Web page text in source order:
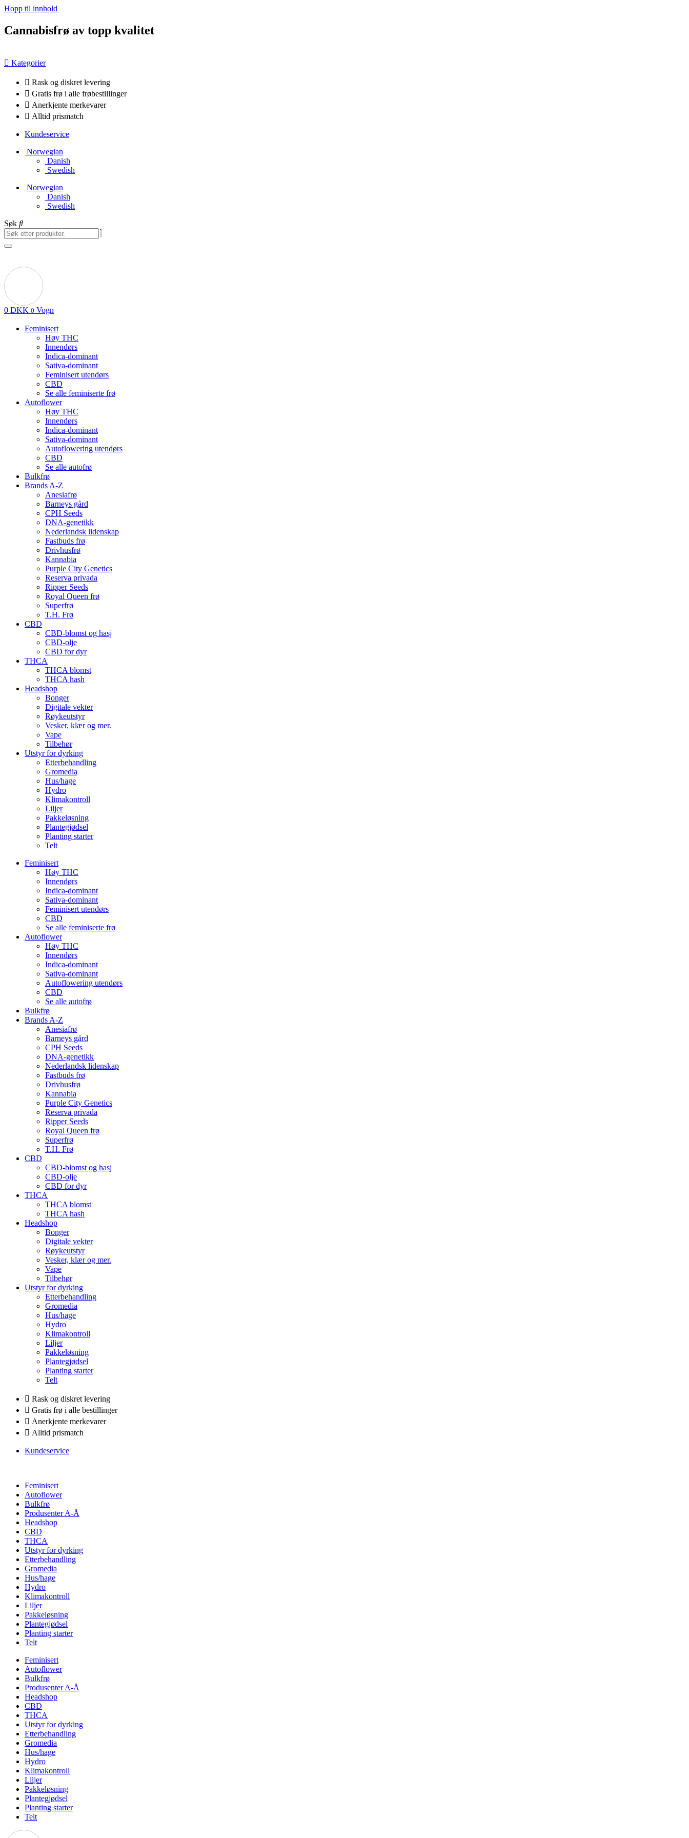
Hopp til innhold
Cannabisfrø av topp kvalitet
Kategorier
Rask og diskret levering
Gratis frø i alle frøbestillinger
Anerkjente merkevarer
Alltid prismatch
Kundeservice
Norwegian
Danish
Swedish
Norwegian
Danish
Swedish
Søk
0 DKK 0 Vogn
Feminisert
Høy THC
Innendørs
Indica-dominant
Sativa-dominant
Feminisert utendørs
CBD
Se alle feminiserte frø
Autoflower
Høy THC
Innendørs
Indica-dominant
Sativa-dominant
Autoflowering utendørs
CBD
Se alle autofrø
Bulkfrø
Brands A-Z
Anesiafrø
Barneys gård
CPH Seeds
DNA-genetikk
Nederlandsk lidenskap
Fastbuds frø
Drivhusfrø
Kannabia
Purple City Genetics
Reserva privada
Ripper Seeds
Royal Queen frø
Superfrø
T.H. Frø
CBD
CBD-blomst og hasj
CBD-olje
CBD for dyr
THCA
THCA blomst
THCA hash
Headshop
Bonger
Digitale vekter
Røykeutstyr
Vesker, klær og mer.
Vape
Tilbehør
Utstyr for dyrking
Etterbehandling
Gromedia
Hus/hage
Hydro
Klimakontroll
Liljer
Pakkeløsning
Plantegjødsel
Planting starter
Telt
Feminisert
Høy THC
Innendørs
Indica-dominant
Sativa-dominant
Feminisert utendørs
CBD
Se alle feminiserte frø
Autoflower
Høy THC
Innendørs
Indica-dominant
Sativa-dominant
Autoflowering utendørs
CBD
Se alle autofrø
Bulkfrø
Brands A-Z
Anesiafrø
Barneys gård
CPH Seeds
DNA-genetikk
Nederlandsk lidenskap
Fastbuds frø
Drivhusfrø
Kannabia
Purple City Genetics
Reserva privada
Ripper Seeds
Royal Queen frø
Superfrø
T.H. Frø
CBD
CBD-blomst og hasj
CBD-olje
CBD for dyr
THCA
THCA blomst
THCA hash
Headshop
Bonger
Digitale vekter
Røykeutstyr
Vesker, klær og mer.
Vape
Tilbehør
Utstyr for dyrking
Etterbehandling
Gromedia
Hus/hage
Hydro
Klimakontroll
Liljer
Pakkeløsning
Plantegjødsel
Planting starter
Telt
Rask og diskret levering
Gratis frø i alle bestillinger
Anerkjente merkevarer
Alltid prismatch
Kundeservice
Feminisert
Autoflower
Bulkfrø
Produsenter A-Å
Headshop
CBD
THCA
Utstyr for dyrking
Etterbehandling
Gromedia
Hus/hage
Hydro
Klimakontroll
Liljer
Pakkeløsning
Plantegjødsel
Planting starter
Telt
Feminisert
Autoflower
Bulkfrø
Produsenter A-Å
Headshop
CBD
THCA
Utstyr for dyrking
Etterbehandling
Gromedia
Hus/hage
Hydro
Klimakontroll
Liljer
Pakkeløsning
Plantegjødsel
Planting starter
Telt